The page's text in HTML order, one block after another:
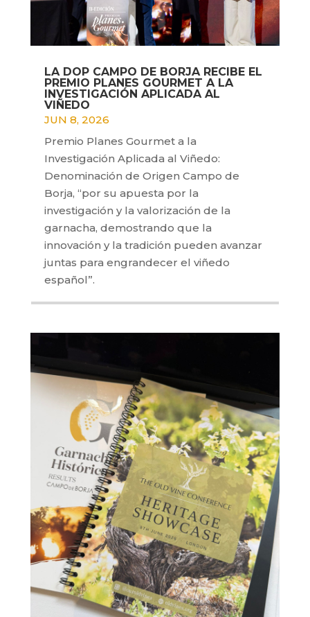
LA DOP CAMPO DE BORJA RECIBE EL
PREMIO PLANES GOURMET A LA
INVESTIGACIÓN APLICADA AL
VIÑEDO
JUN 8, 2026
Premio Planes Gourmet a la
Investigación Aplicada al Viñedo:
Denominación de Origen Campo de
Borja, “por su apuesta por la
investigación y la valorización de la
garnacha, demostrando que la
innovación y la tradición pueden avanzar
juntas para engrandecer el viñedo
español”.